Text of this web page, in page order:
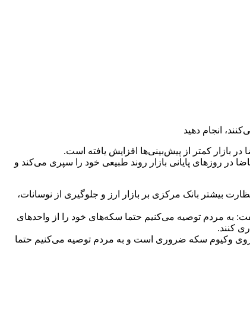
انجام دهید
بازار کمتر از پیش‌بینی‌ها افزایش یافته است.
در روز‌های پایانی بازار روند طبیعی خود را سپری می‌کند و
بیشتر بانک مرکزی بر بازار ارز و جلوگیری از نوسانات،
گفت: به مردم توصیه می‌کنیم حتما سکه‌های خود را از واحد‌های
کنند.
برروی وکیوم سکه ضروری است و به مردم توصیه می‌کنیم حتما